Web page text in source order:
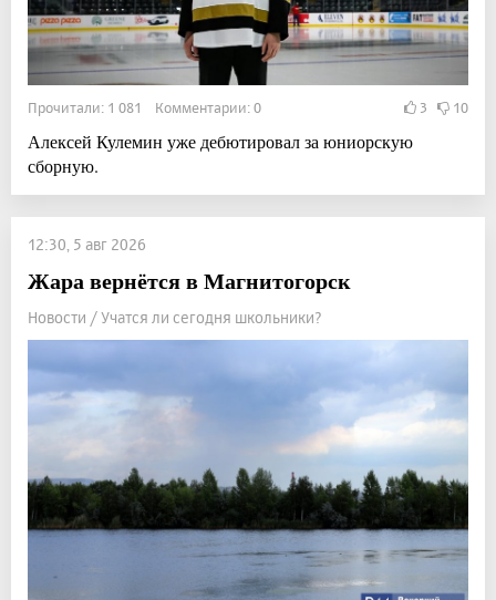
Прочитали: 1 081 Комментарии: 0 3 10
Алексей Кулемин уже дебютировал за юниорскую
сборную.
12:30, 5 авг 2026
Жара вернётся в Магнитогорск
Новости / Учатся ли сегодня школьники?